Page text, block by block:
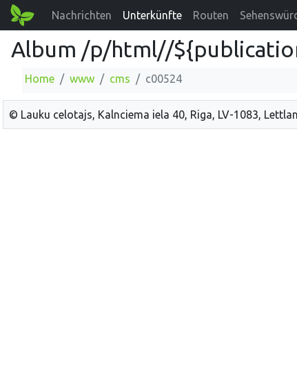
Nachrichten Unterkünfte Routen
Album /p/html//
Home www cms c00524
© Lauku celotajs, Kalnciema iela 40, Riga, LV-1083,